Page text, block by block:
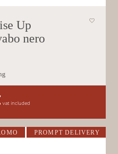
Up
nero
Il
prezzo
112,30 €.
vat included
PROMPT DELIVERY